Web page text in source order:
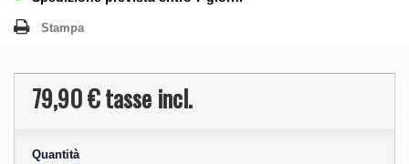
Stampa
79,90 €tasse incl.
Quantità